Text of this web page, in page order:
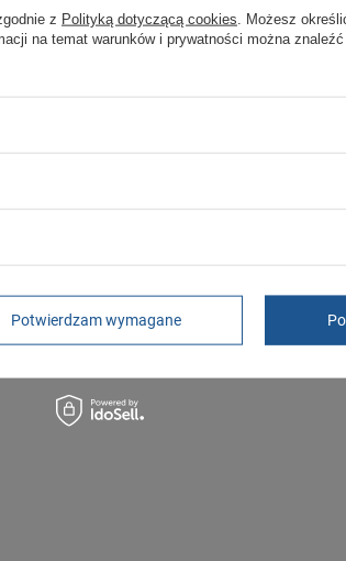
Więcej 30
Butomania.pl
Kościuszki 27b
z Polityką dotyczącą cookies . Możesz
na temat warunków i prywatności można
Potwierdzam wymagane